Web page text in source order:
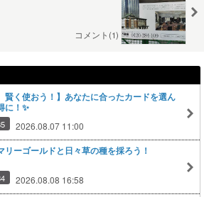
コメント(1)
賢く使おう！】あなたに合ったカードを選ん
に！✨
2026.08.07 11:00
リーゴールドと日々草の種を採ろう！
2026.08.08 16:58